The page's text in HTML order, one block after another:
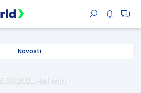
Novosti
1 min